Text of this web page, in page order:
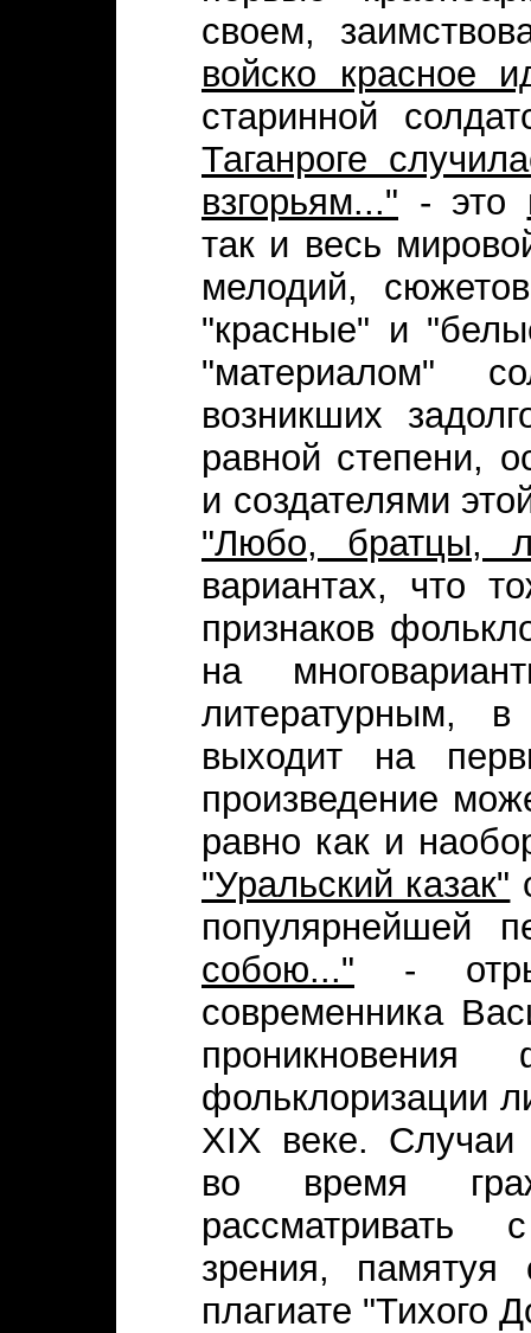
своем,
войско красное
старинной
Таганроге
взгорьям..." - это
так и весь
мелодий,
"красные" и
"материалом"
возникших
равной степени,
и создателями
"Любо, братцы,
вариантах, что
признаков
на
литературным,
выходит на
произведение
равно как и
"Уральский казак"
популярнейшей
собою..." -
современника
фольклоризации
XIX веке. Случаи
во время
рассматривать
зрения, памятуя
плагиате "Тихого